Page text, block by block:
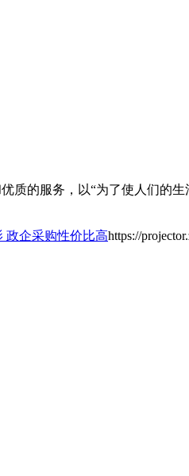
的服务，以“为了使人们的
政企采购性价比高https://